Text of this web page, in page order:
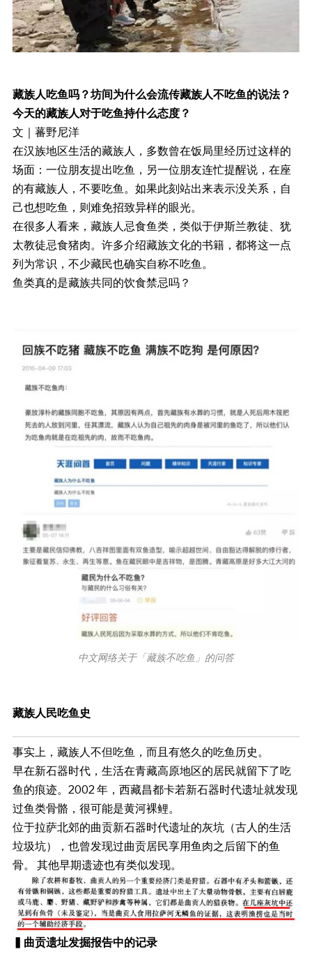
藏族人吃鱼吗？坊间为什么会流传藏族人不吃鱼的说法？
今天的藏族人对于吃鱼持什么态度？
文｜蕃野尼洋
在汉族地区生活的藏族人，多数曾在饭局里经历过这样的
场面：一位朋友提出吃鱼，另一位朋友连忙提醒说，在座
的有藏族人，不要吃鱼。如果此刻站出来表示没关系，自
己也想吃鱼，则难免招致异样的眼光。
在很多人看来，藏族人忌食鱼类，类似于伊斯兰教徒、犹
太教徒忌食猪肉。许多介绍藏族文化的书籍，都将这一点
列为常识，不少藏民也确实自称不吃鱼。
鱼类真的是藏族共同的饮食禁忌吗？
中文网络关于「藏族不吃鱼」的问答
藏族人民吃鱼史
事实上，藏族人不但吃鱼，而且有悠久的吃鱼历史。
早在新石器时代，生活在青藏高原地区的居民就留下了吃
鱼的痕迹。2002 年，西藏昌都卡若新石器时代遗址就发现
过鱼类骨骼，很可能是黄河裸鲤。
位于拉萨北郊的曲贡新石器时代遗址的灰坑（古人的生活
垃圾坑），也曾发现过曲贡居民享用鱼肉之后留下的鱼
骨。 其他早期遗迹也有类似发现。
▍曲贡遗址发掘报告中的记录